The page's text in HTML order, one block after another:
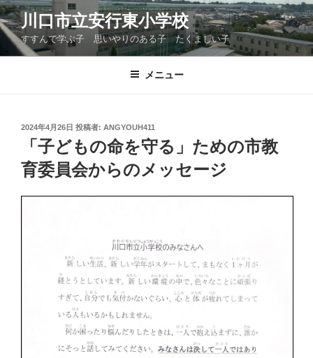
コ
ン
テ
ン
川口市立安行東小学校
すすんで学ぶ子 思いやりのある子 たくましい子
メニュー
投
2024年4月26日 投稿者: ANGYOUH411
「子どもの命を守る」ための市教
育委員会からのメッセージ